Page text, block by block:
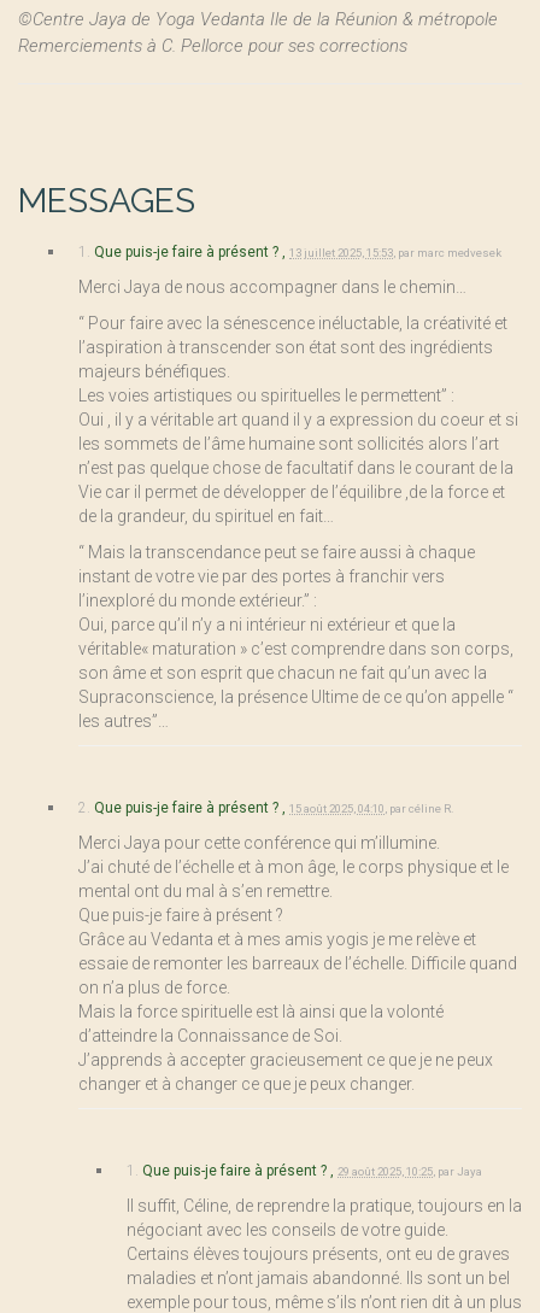
©Centre Jaya de Yoga Vedanta Ile de la Réunion & métropole
Remerciements à C. Pellorce pour ses corrections
MESSAGES
1. Que puis-je faire à présent ? , 13 juillet 2025, 15:53 par marc medvesek
Merci Jaya de nous accompagner dans le chemin…
“ Pour faire avec la sénescence inéluctable, la créativité et
l’aspiration à transcender son état sont des ingrédients
majeurs bénéfiques.
Les voies artistiques ou spirituelles le permettent” :
Oui , il y a véritable art quand il y a expression du coeur et si
les sommets de l’âme humaine sont sollicités alors l’art
n’est pas quelque chose de facultatif dans le courant de la
Vie car il permet de développer de l’équilibre ,de la force et
de la grandeur, du spirituel en fait…
“ Mais la transcendance peut se faire aussi à chaque
instant de votre vie par des portes à franchir vers
l’inexploré du monde extérieur.” :
Oui, parce qu’il n’y a ni intérieur ni extérieur et que la
véritable« maturation » c’est comprendre dans son corps,
son âme et son esprit que chacun ne fait qu’un avec la
Supraconscience, la présence Ultime de ce qu’on appelle “
les autres”…
2. Que puis-je faire à présent ? , 15 août 2025, 04:10 parcéline R.
Merci Jaya pour cette conférence qui m’illumine.
J’ai chuté de l’échelle et à mon âge, le corps physique et le
mental ont du mal à s’en remettre.
Que puis-je faire à présent ?
Grâce au Vedanta et à mes amis yogis je me relève et
essaie de remonter les barreaux de l’échelle. Difficile quand
on n’a plus de force.
Mais la force spirituelle est là ainsi que la volonté
d’atteindre la Connaissance de Soi.
J’apprends à accepter gracieusement ce que je ne peux
changer et à changer ce que je peux changer.
1. Que puis-je faire à présent ? , 29 août 2025, 10:25 parJaya
Il suffit, Céline, de reprendre la pratique, toujours en la
négociant avec les conseils de votre guide.
Certains élèves toujours présents, ont eu de graves
maladies et n’ont jamais abandonné. Ils sont un bel
exemple pour tous, même s’ils n’ont rien dit à un plus